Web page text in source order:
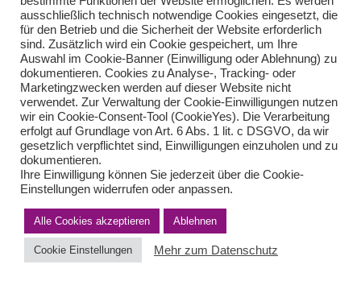
Zuzahlung zu den Benzinkosten Abstandszahlung – Arbeitslohn?
Teilen Sie diese Nachricht mit Ihren Freunden oder Kollegen
Impressum Haftungsausschluss
Datenschutzerklärung nach DSGVO
Kontakt
© von Herder Management GmbH 2024 I * § 6 Nr.4 StBerG
ausschließlich technisch notwendige Cookies eingesetzt, die
für den Betrieb und die Sicherheit der Website erforderlich
sind. Zusätzlich wird ein Cookie gespeichert, um Ihre
Auswahl im Cookie-Banner (Einwilligung oder Ablehnung) zu
dokumentieren. Cookies zu Analyse-, Tracking- oder
Marketingzwecken werden auf dieser Website nicht
verwendet. Zur Verwaltung der Cookie-Einwilligungen nutzen
wir ein Cookie-Consent-Tool (CookieYes). Die Verarbeitung
erfolgt auf Grundlage von Art. 6 Abs. 1 lit. c DSGVO, da wir
gesetzlich verpflichtet sind, Einwilligungen einzuholen und zu
dokumentieren.
Ihre Einwilligung können Sie jederzeit über die Cookie-
Einstellungen widerrufen oder anpassen.
Alle Cookies akzeptieren Ablehnen
Cookie Einstellungen Mehr zum Datenschutz